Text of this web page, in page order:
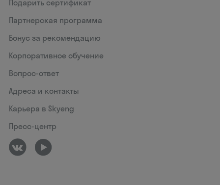
Подарить сертификат
Партнерская программа
Бонус за рекомендацию
Корпоративное обучение
Вопрос-ответ
Адреса и контакты
Карьера в Skyeng
Пресс-центр